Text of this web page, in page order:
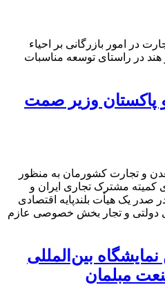
در امور بازرگانی بر احیاء
در راستای توسعه مناسبات
پاکستان وزیر صمت
و تجارت کشورمان به منظور
مشترک تجاری ایران و
صدر یک هیأت بلندپایه اقتصادی
دولتی و تجار بخش خصوصی عازم
بین‌المللی
مبلمان